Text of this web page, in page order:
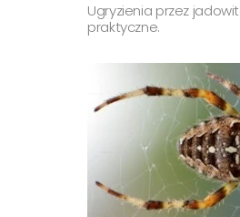
Ugryzienia przez
praktyczne.